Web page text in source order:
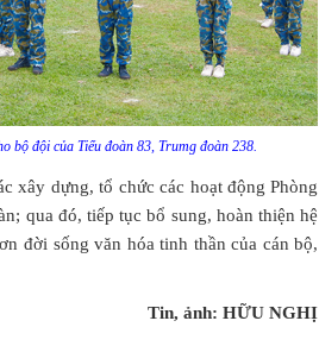
bộ đội của Tiểu đoàn 83, Trumg đoàn 238.
xây dựng, tổ chức các hoạt động Phòng
qua đó, tiếp tục bổ sung, hoàn thiện hệ
đời sống văn hóa tinh thần của cán bộ,
Tin, ảnh: HỮU NGHỊ